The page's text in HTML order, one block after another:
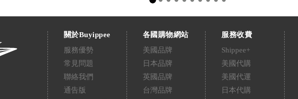
關於Buyippee
服務優勢
常見問題
聯絡我們
通告版
各國購物網站
美國品牌
日本品牌
英國品牌
台灣品牌
服務收費
Shippee+
美國代購
美國代運
日本代購